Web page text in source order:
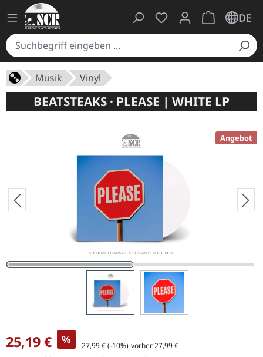
Du hast 0 Produkte
Warenkorb
DE
Musik Vinyl
BEATSTEAKS · PLEASE | WHITE LP
Angebot
Verkaufspreis:
25,19 € % Regulärer Preis:
27,99 €(-10%) vorher 27,99 €